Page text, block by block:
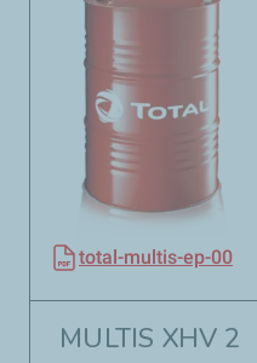
total-multis-ep-00
MULTIS XHV 2